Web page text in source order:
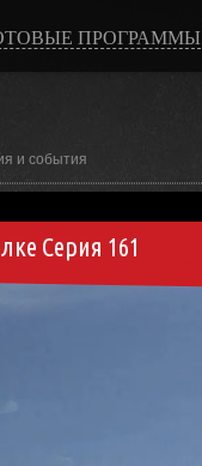
ПРОГРАММЫ
и события
Серия 161